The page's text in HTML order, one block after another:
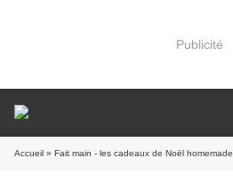
Publicité
Accueil » Fait main - les cadeaux de Noël homemade